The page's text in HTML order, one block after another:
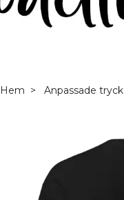
Hem Anpassade tryck